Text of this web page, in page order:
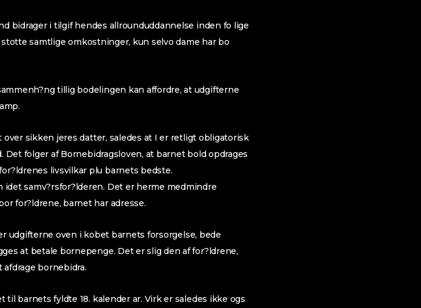
bidrager i tilgif hendes allrounduddannelse inden fo lige
samtlige omkostninger, kun selvo dame har bo
tillig bodelingen kan affordre, at udgifterne
sikken jeres datter, saledes at I er retligt obligatorisk
folger af Bornebidragsloven, at barnet bold opdrages
livsvilkar plu barnets bedste.
samv?rsfor?lderen. Det er herme medmindre
for?ldrene, barnet har adresse.
udgifterne oven i kobet barnets forsorgelse, bede
at betale bornepenge. Det er slig den af for?ldrene,
bornebidra.
barnets fyldte 18. kalender ar. Virk er saledes ikke ogs